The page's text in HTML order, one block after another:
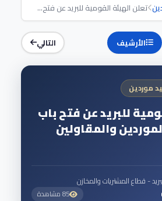
تعلن الهيئة القومية للبريد عن فتح...
الأرشيف التالي
موردين
للبريد عن فتح باب
والمقاولين
- قطاع المشتريات والمخازن
85 مشاهدة